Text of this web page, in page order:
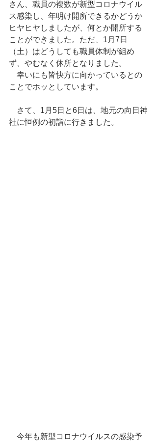
さん、職員の複数が新型コロナウイル
ス感染し、年明け開所できるかどうか
ヒヤヒヤしましたが、何とか開所する
ことができました。ただ、1月7日
（土）はどうしても職員体制が組め
ず、やむなく休所となりました。
幸いにも皆快方に向かっているとの
ことでホッとしています。
さて、1月5日と6日は、地元の向日神
社に恒例の初詣に行きました。
今年も新型コロナウイルスの感染予